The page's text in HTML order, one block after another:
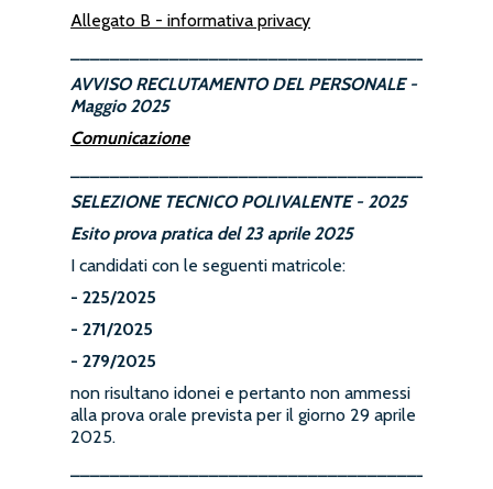
Allegato B - informativa privacy
AVVISO RECLUTAMENTO DEL PERSONALE -
Maggio 2025
Comunicazione
SELEZIONE TECNICO POLIVALENTE - 2025
Esito prova pratica del 23 aprile 2025
I candidati con le seguenti matricole:
- 225/2025
- 271/2025
- 279/2025
non risultano idonei e pertanto non ammessi
alla prova orale prevista per il giorno 29 aprile
2025.